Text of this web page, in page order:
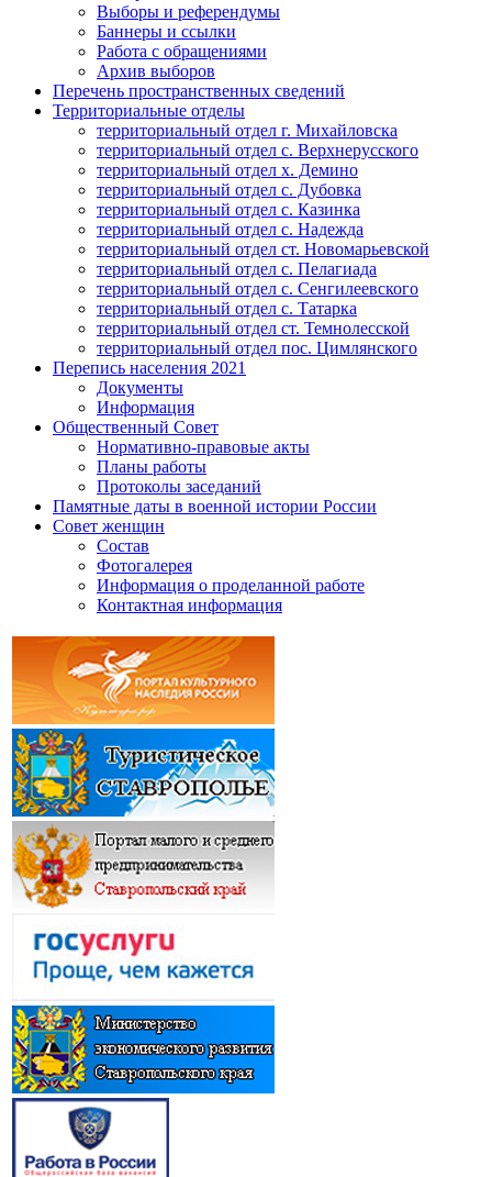
Выборы и референдумы
Баннеры и ссылки
Работа с обращениями
Архив выборов
Перечень пространственных сведений
Территориальные отделы
территориальный отдел г. Михайловска
территориальный отдел с. Верхнерусского
территориальный отдел х. Демино
территориальный отдел с. Дубовка
территориальный отдел с. Казинка
территориальный отдел с. Надежда
территориальный отдел ст. Новомарьевской
территориальный отдел с. Пелагиада
территориальный отдел с. Сенгилеевского
территориальный отдел с. Татарка
территориальный отдел ст. Темнолесской
территориальный отдел пос. Цимлянского
Перепись населения 2021
Документы
Информация
Общественный Совет
Нормативно-правовые акты
Планы работы
Протоколы заседаний
Памятные даты в военной истории России
Совет женщин
Состав
Фотогалерея
Информация о проделанной работе
Контактная информация